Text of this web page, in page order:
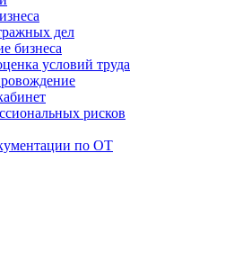
дел
бизнеса
условий труда
рисков
по ОТ